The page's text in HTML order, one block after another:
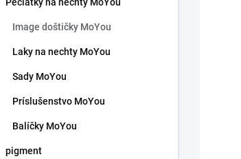
Image doštičky MoYou
Laky na nechty MoYou
Sady MoYou
Príslušenstvo MoYou
Balíčky MoYou
pigment